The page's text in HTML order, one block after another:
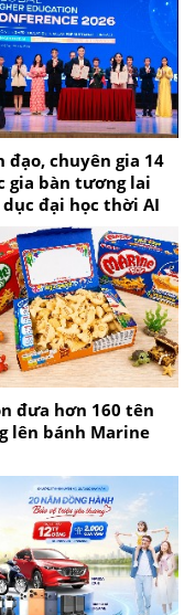
đạo, chuyên gia 14
gia bàn tương lai
dục đại học thời AI
đưa hơn 160 tên
lên bánh Marine